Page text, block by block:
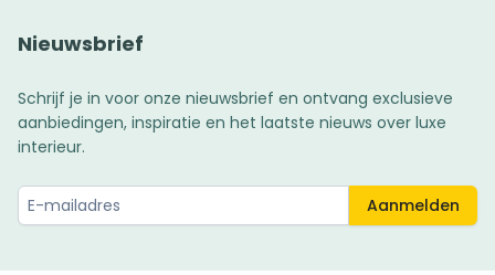
Nieuwsbrief
Schrijf je in voor onze nieuwsbrief en ontvang exclusieve
aanbiedingen, inspiratie en het laatste nieuws over luxe
interieur.
Aanmelden